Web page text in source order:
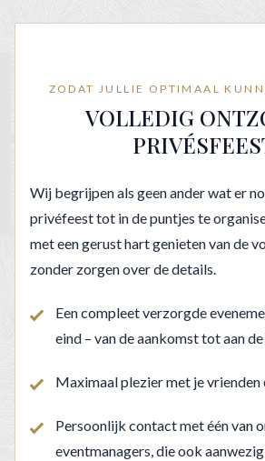
ZODAT JULLIE OPTIMAAL
VOLLEDIG
Wij begrijpen als geen ander wat er
privéfeest tot in de puntjes te
met een gerust hart genieten van de
zonder zorgen over de details.
Een compleet verzorgde
eind – van de aankomst tot aan
Maximaal plezier met je vrienden
Persoonlijk contact met één van
eventmanagers, die ook